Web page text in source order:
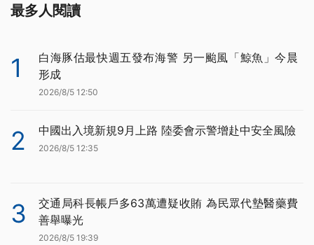
最多人閱讀
1
白海豚估最快週五發布海警 另一颱風「鯨魚」今晨
形成
2026/8/5 12:50
2 中國出入境新規9月上路 陸委會示警增赴中安全風險
2026/8/5 12:35
3
交通局科長帳戶多63萬遭疑收賄 為民眾代墊醫藥費
善舉曝光
2026/8/5 19:39